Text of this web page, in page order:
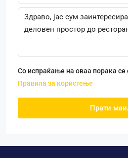
Со испраќање на оваа порака се
Правила за користење
Прати